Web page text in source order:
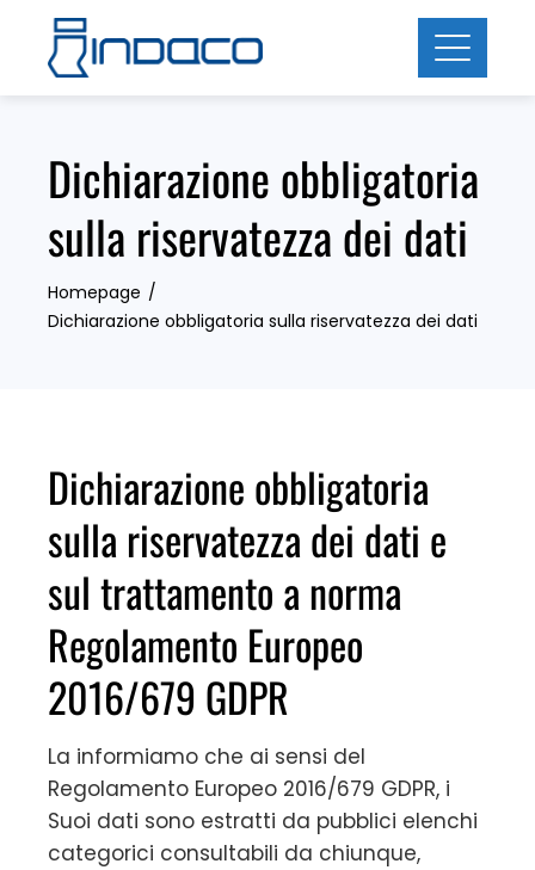
content
Dichiarazione obbligatoria
sulla riservatezza dei dati
Homepage
Dichiarazione obbligatoria sulla riservatezza dei dati
Dichiarazione obbligatoria
sulla riservatezza dei dati e
sul trattamento a norma
Regolamento Europeo
2016/679 GDPR
La informiamo che ai sensi del
Regolamento Europeo 2016/679 GDPR, i
Suoi dati sono estratti da pubblici elenchi
categorici consultabili da chiunque,